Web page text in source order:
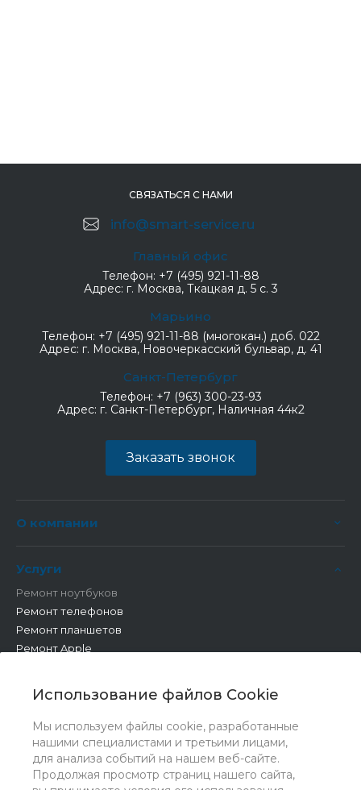
Использование файлов Cookie
Мы используем файлы cookie, разработанные
нашими специалистами и третьими лицами,
для анализа событий на нашем веб-сайте.
Продолжая просмотр страниц нашего сайта,
СВЯЗАТЬСЯ С НАМИ
info@smart-service.ru
Главный офис
Телефон: +7 (495) 921-11-88
Адрес: г. Москва, Ткацкая д. 5 с. 3
Марьино
Телефон: +7 (495) 921-11-88 (многокан.) доб. 022
Адрес: г. Москва, Новочеркасский бульвар, д. 41
Санкт-Петербург
Телефон: +7 (963) 300-23-93
Адрес: г. Санкт-Петербург, Наличная 44к2
Заказать звонок
О компании
Услуги
Ремонт ноутбуков
Ремонт телефонов
Ремонт планшетов
Ремонт Apple